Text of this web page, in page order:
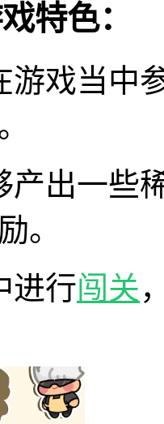
特色：
游戏当中
产出一些
。
进行闯关